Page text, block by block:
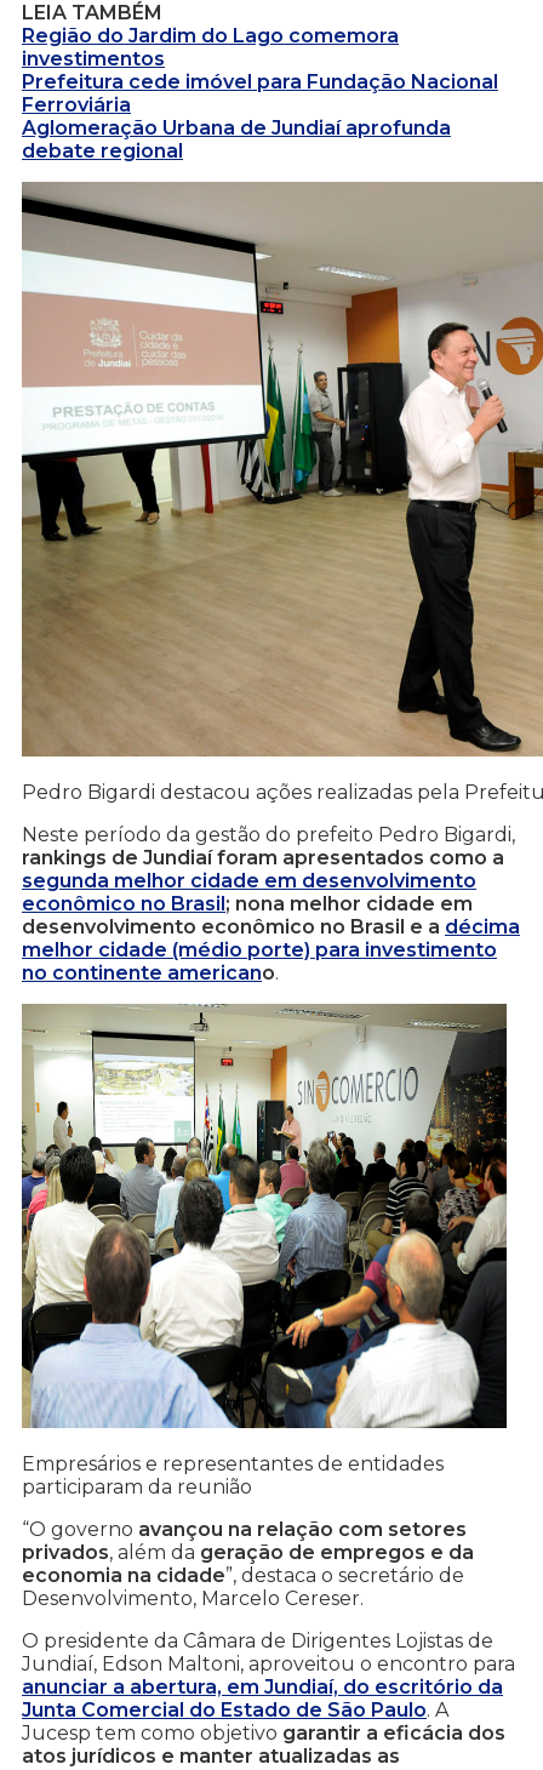
LEIA TAMBÉM
Região do Jardim do Lago comemora
investimentos
Prefeitura cede imóvel para Fundação Nacional
Ferroviária
Aglomeração Urbana de Jundiaí aprofunda
debate regional
Pedro Bigardi destacou ações realizadas pela
Neste período da gestão do prefeito Pedro Bigardi,
rankings de Jundiaí foram apresentados como a
segunda melhor cidade em desenvolvimento
econômico no Brasil; nona melhor cidade em
desenvolvimento econômico no Brasil e a décima
melhor cidade (médio porte) para investimento
no continente americano.
Empresários e representantes de entidades
participaram da reunião
“O governo avançou na relação com setores
privados, além da geração de empregos e da
economia na cidade”, destaca o secretário de
Desenvolvimento, Marcelo Cereser.
O presidente da Câmara de Dirigentes Lojistas de
Jundiaí, Edson Maltoni, aproveitou o encontro para
anunciar a abertura, em Jundiaí, do escritório da
Junta Comercial do Estado de São Paulo. A
Jucesp tem como objetivo garantir a eficácia dos
atos jurídicos e manter atualizadas as